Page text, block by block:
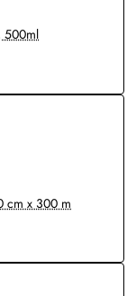
500ml
cm x 300 m